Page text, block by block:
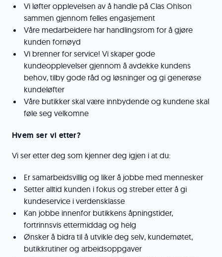
Vi løfter opplevelsen av å handle på Clas Ohlson
sammen gjennom felles engasjement
Våre medarbeidere har handlingsrom for å gjøre
kunden fornøyd
Vi brenner for service! Vi skaper gode
kundeopplevelser gjennom å avdekke kundens
behov, tilby gode råd og løsninger og gi generøse
kundeløfter
Våre butikker skal være innbydende og kundene skal
føle seg velkomne
Hvem ser vi etter?
Vi ser etter deg som kjenner deg igjen i at du:
Er samarbeidsvillig og liker å jobbe med mennesker
Setter alltid kunden i fokus og streber etter å gi
kundeservice i verdensklasse
Kan jobbe innenfor butikkens åpningstider,
fortrinnsvis ettermiddag og helg
Ønsker å bidra til å utvikle deg selv, kundemøtet,
butikkrutiner og arbeidsoppgaver